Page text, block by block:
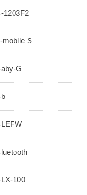
1203F2
mobile S
G
100